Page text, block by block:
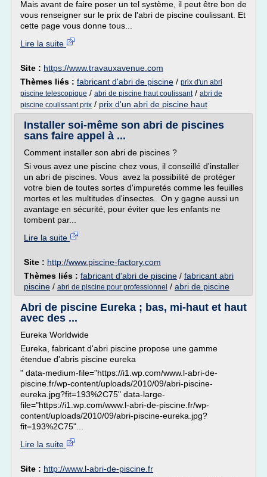
Mais avant de faire poser un tel système, il peut être bon de
vous renseigner sur le prix de l'abri de piscine coulissant. Et
cette page vous donne tous...
Lire la suite
Site : https://www.travauxavenue.com
Thèmes liés : fabricant d'abri de piscine / prix d'un abri
piscine telescopique / abri de piscine haut coulissant/ abri de
piscine coulissant prix / prix d'un abri de piscine haut
Installer soi-même son abri de piscines
sans faire appel à ...
Comment installer son abri de piscines ?
Si vous avez une piscine chez vous, il conseillé d'installer
un abri de piscines. Vous avez la possibilité de protéger
votre bien de toutes sortes d'impuretés comme les feuilles
mortes et les multitudes d'insectes. On y gagne aussi un
avantage en sécurité, pour éviter que les enfants ne
tombent par...
Lire la suite
Site : http://www.piscine-factory.com
Thèmes liés : fabricant d'abri de piscine / fabricant abri
piscine / abri de piscine pour professionnel / abri de piscine
Abri de piscine Eureka ; bas, mi-haut et haut
avec des ...
Eureka Worldwide
Eureka, fabricant d'abri piscine propose une gamme
étendue d'abris piscine eureka
" data-medium-file="https://i1.wp.com/www.l-abri-de-
piscine.fr/wp-content/uploads/2010/09/abri-piscine-
eureka.jpg?fit=193%2C75" data-large-
file="https://i1.wp.com/www.l-abri-de-piscine.fr/wp-
content/uploads/2010/09/abri-piscine-eureka.jpg?
fit=193%2C75"...
Lire la suite
Site : http://www.l-abri-de-piscine.fr